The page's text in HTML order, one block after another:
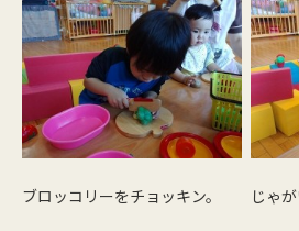
ブロッコリーをチョッキン。 じゃ